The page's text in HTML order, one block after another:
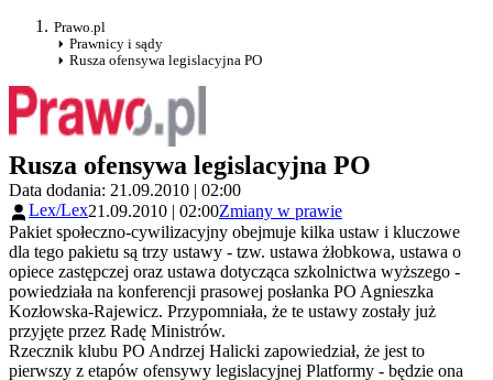
Prawo.pl
Prawnicy i sądy
Rusza ofensywa legislacyjna PO
Rusza ofensywa legislacyjna PO
Data dodania: 21.09.2010 | 02:00
Lex/Lex21.09.2010 | 02:00Zmiany w prawie
Pakiet społeczno-cywilizacyjny obejmuje kilka ustaw i kluczowe
dla tego pakietu są trzy ustawy - tzw. ustawa żłobkowa, ustawa o
opiece zastępczej oraz ustawa dotycząca szkolnictwa wyższego -
powiedziała na konferencji prasowej posłanka PO Agnieszka
Kozłowska-Rajewicz. Przypomniała, że te ustawy zostały już
przyjęte przez Radę Ministrów.
Rzecznik klubu PO Andrzej Halicki zapowiedział, że jest to
pierwszy z etapów ofensywy legislacyjnej Platformy - będzie ona